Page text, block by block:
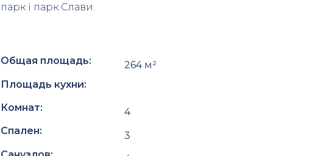
парк і парк Слави.
Общая площадь:
264 м²
Площадь кухни:
Комнат:
4
Спален:
3